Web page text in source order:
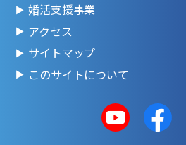
婚活支援事業
アクセス
サイトマップ
このサイトについて